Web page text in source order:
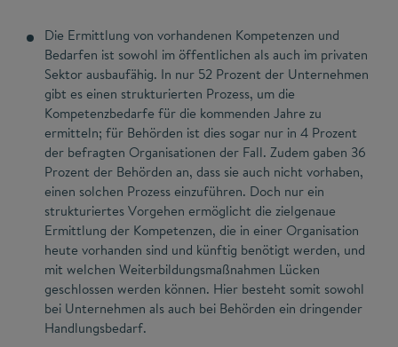
Die Ermittlung von vorhandenen Kompetenzen und
Bedarfen ist sowohl im öffentlichen als auch im privaten
Sektor ausbaufähig. In nur 52 Prozent der Unternehmen
gibt es einen strukturierten Prozess, um die
Kompetenzbedarfe für die kommenden Jahre zu
ermitteln; für Behörden ist dies sogar nur in 4 Prozent
der befragten Organisationen der Fall. Zudem gaben 36
Prozent der Behörden an, dass sie auch nicht vorhaben,
einen solchen Prozess einzuführen. Doch nur ein
strukturiertes Vorgehen ermöglicht die zielgenaue
Ermittlung der Kompetenzen, die in einer Organisation
heute vorhanden sind und künftig benötigt werden, und
mit welchen Weiterbildungsmaßnahmen Lücken
geschlossen werden können. Hier besteht somit sowohl
bei Unternehmen als auch bei Behörden ein dringender
Handlungsbedarf.